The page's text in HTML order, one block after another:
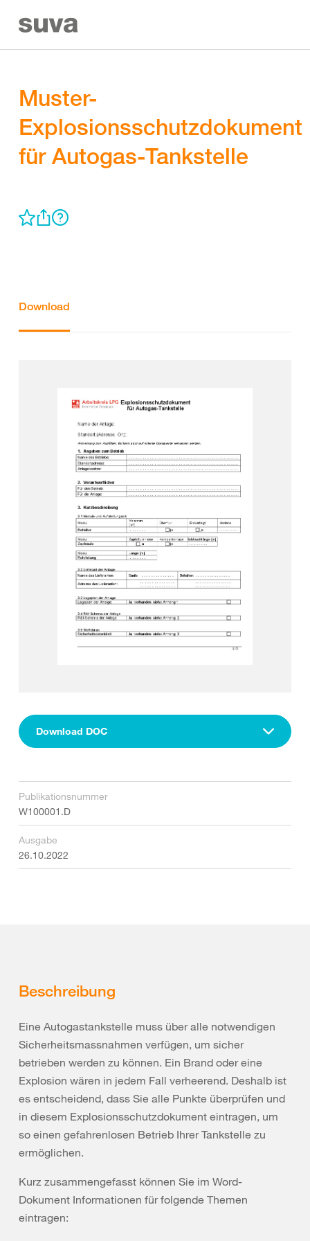
Muster-
Explosionsschutzdokument
für Autogas-Tankstelle
Download
Download DOC
Publikationsnummer
W100001.D
Ausgabe
26.10.2022
Beschreibung
Eine Autogastankstelle muss über alle notwendigen
Sicherheitsmassnahmen verfügen, um sicher
betrieben werden zu können. Ein Brand oder eine
Explosion wären in jedem Fall verheerend. Deshalb ist
es entscheidend, dass Sie alle Punkte überprüfen und
in diesem Explosionsschutzdokument eintragen, um
so einen gefahrenlosen Betrieb Ihrer Tankstelle zu
ermöglichen.
Kurz zusammengefasst können Sie im Word-
Dokument Informationen für folgende Themen
eintragen: